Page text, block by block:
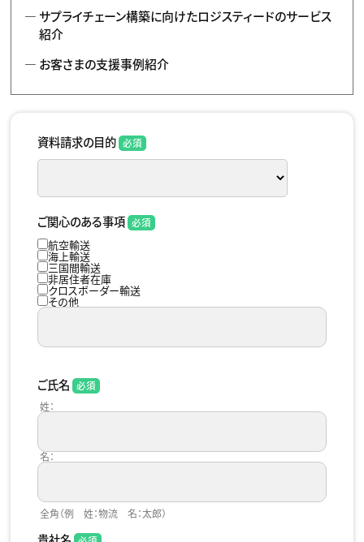
サプライチェーン構築に向けたロジスティードのサービス
紹介
お客さまの支援事例紹介
ご氏名
姓：
名：
全角（例 姓：物流 名：太郎）
資料請求の目的
ご関心のある事項
航空輸送
海上輸送
三国間輸送
非居住者在庫
クロスボーダー輸送
その他